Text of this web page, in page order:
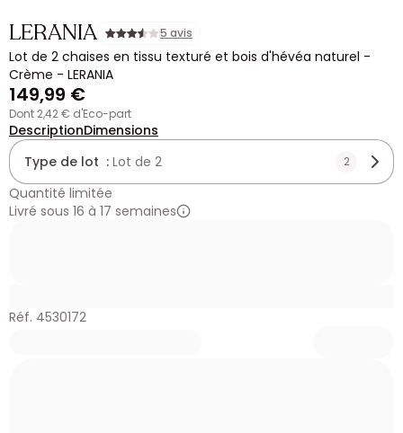
LERANIA 5 avis
Lot de 2 chaises en tissu texturé et bois d'hévéa naturel -
Crème - LERANIA
149,99 €
dont 2,42 € d'Eco-part
DescriptionDimensions
Type de lot : Lot de 2 2
Quantité limitée
Livré sous 16 à 17 semaines
Réf. 4530172